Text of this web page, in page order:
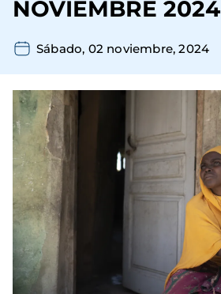
NOVIEMBRE 2024
Sábado, 02 noviembre, 2024